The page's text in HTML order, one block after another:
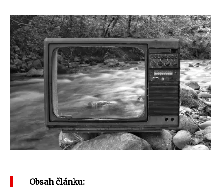
Obsah článku: